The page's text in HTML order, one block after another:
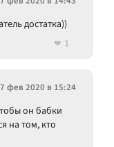
достатка))
1
фев 2020 в 15:24
он бабки
на том, кто